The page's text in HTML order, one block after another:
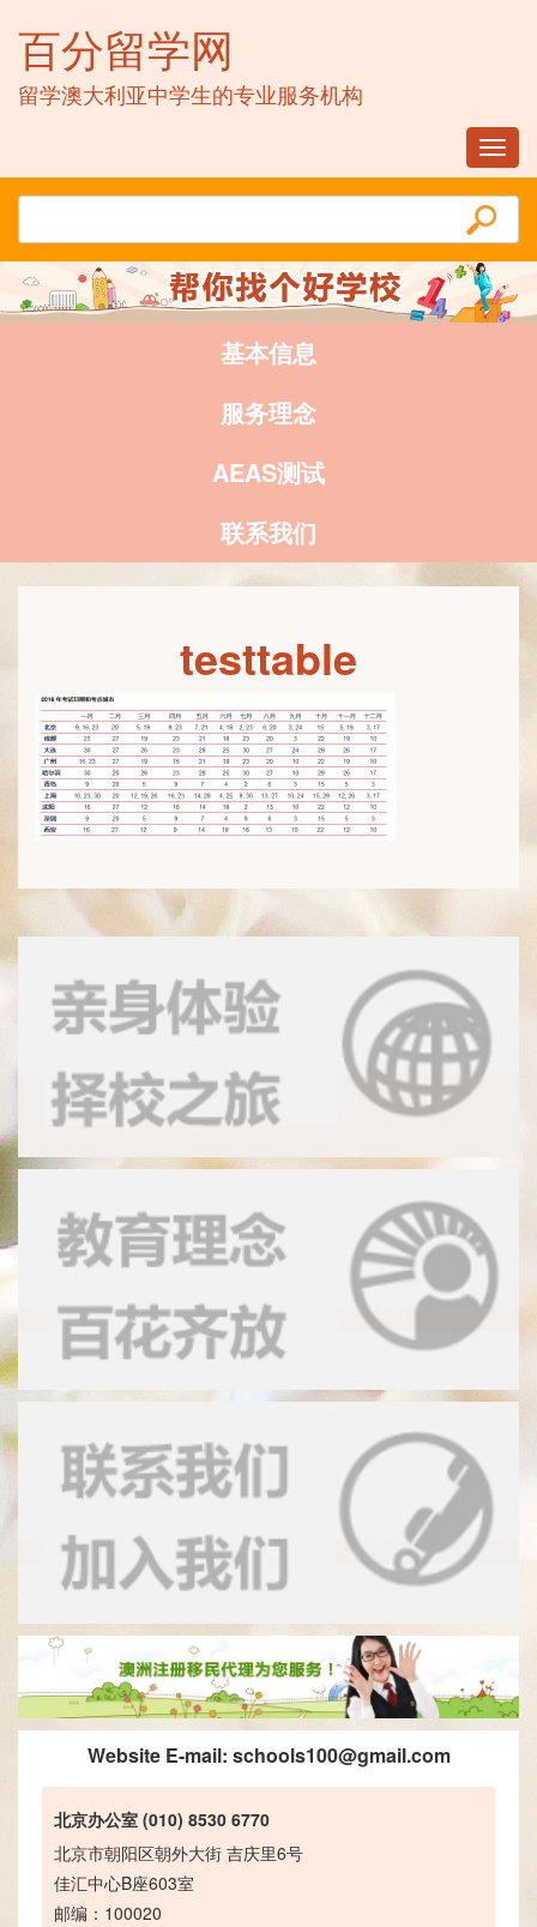
百分留学网
留学澳大利亚中学生的专业服务机构
基本信息
服务理念
AEAS测试
联系我们
testtable
Website E-mail: schools100@gmail.com
北京办公室 (010) 8530 6770
北京市朝阳区朝外大街 吉庆里6号
佳汇中心B座603室
邮编：100020